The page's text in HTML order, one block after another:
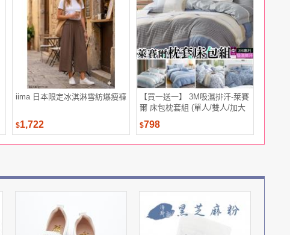
iima 日本限定冰淇淋雪紡爆瘦褲
$1,722
【買一送一】 3M吸濕排汗-萊賽
爾 床包枕套組 (單人/雙人/加大
均一價 )
$798